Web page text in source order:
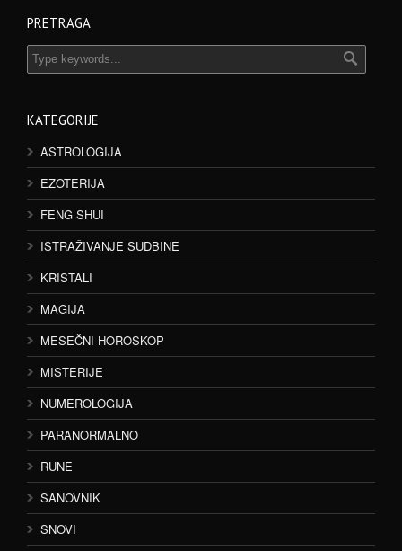
PRETRAGA
KATEGORIJE
ASTROLOGIJA
EZOTERIJA
FENG SHUI
ISTRAŽIVANJE SUDBINE
KRISTALI
MAGIJA
MESEČNI HOROSKOP
MISTERIJE
NUMEROLOGIJA
PARANORMALNO
RUNE
SANOVNIK
SNOVI